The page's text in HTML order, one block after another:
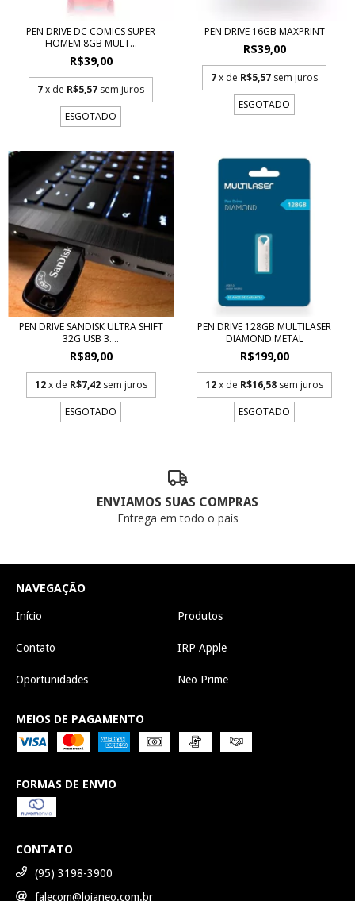
PEN DRIVE DC COMICS SUPER
HOMEM 8GB MULT...
R$39,00
7x de R$5,57 sem juros
ESGOTADO
PEN DRIVE 16GB MAXPRINT
R$39,00
7x de R$5,57 sem juros
ESGOTADO
PEN DRIVE SANDISK ULTRA SHIFT
32G USB 3....
R$89,00
12 x de R$7,42 sem juros
ESGOTADO
PEN DRIVE 128GB MULTILASER
DIAMOND METAL
R$199,00
12x de R$16,58 sem juros
ESGOTADO
ENVIAMOS SUAS COMPRAS
Entrega em todo o país
NAVEGAÇÃO
Início Produtos
Contato IRP Apple
Oportunidades Neo Prime
MEIOS DE PAGAMENTO
FORMAS DE ENVIO
CONTATO
(95) 3198-3900
falecom@lojaneo.com.br